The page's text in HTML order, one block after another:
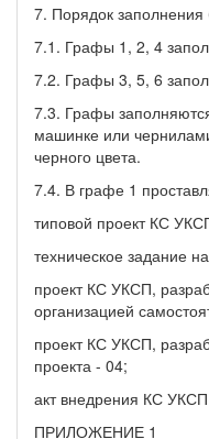
7. Порядок заполнения
7.1. Графы 1, 2, 4
7.2. Графы 3, 5, 6
7.3. Графы
машинке или
черного цвета.
7.4. В графе 1
типовой проект КС
техническое задание
проект КС УКСП,
организацией
проект КС УКСП,
проекта - 04;
акт внедрения КС
ПРИЛОЖЕНИЕ 1